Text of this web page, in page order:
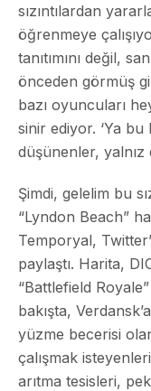
sızıntılardan
öğrenmeye
tanıtımını değil,
önceden görmüş
bazı oyuncuları
sinir ediyor. ‘Ya bu
düşünenler, yalnız
Şimdi, gelelim bu
“Lyndon Beach”
Temporyal,
paylaştı. Harita,
“Battlefield
bakışta,
yüzme becerisi
çalışmak
arıtma tesisleri,